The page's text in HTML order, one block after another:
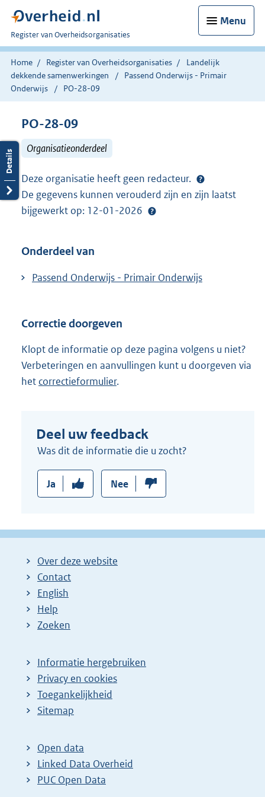
Menu
U
bent
nu
hier:
Register van Overheidsorganisaties
Home Register van Overheidsorganisaties
Landelijk
dekkende samenwerkingen
Passend Onderwijs - Primair
Onderwijs
PO-28-09
PO-28-09
Organisatieonderdeel
Deze organisatie heeft geen redacteur.
De gegevens kunnen verouderd zijn en zijn laatst
bijgewerkt op: 12-01-2026
Onderdeel van
Passend Onderwijs - Primair Onderwijs
Correctie doorgeven
Klopt de informatie op deze pagina volgens u niet?
Verbeteringen en aanvullingen kunt u doorgeven via
het correctieformulier.
Deel uw feedback
Was dit de informatie die u zocht?
Ja Nee
Over deze website
Contact
English
Help
Zoeken
Informatie hergebruiken
Privacy en cookies
Toegankelijkheid
Sitemap
Open data
Linked Data Overheid
PUC Open Data